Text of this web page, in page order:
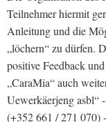
Teilnehmer hiermit
Anleitung und die
„löchern“ zu dürfen.
positive Feedback
„CaraMia“ auch
Uewerkäerjeng asbl“
(+352 661 / 271 070)